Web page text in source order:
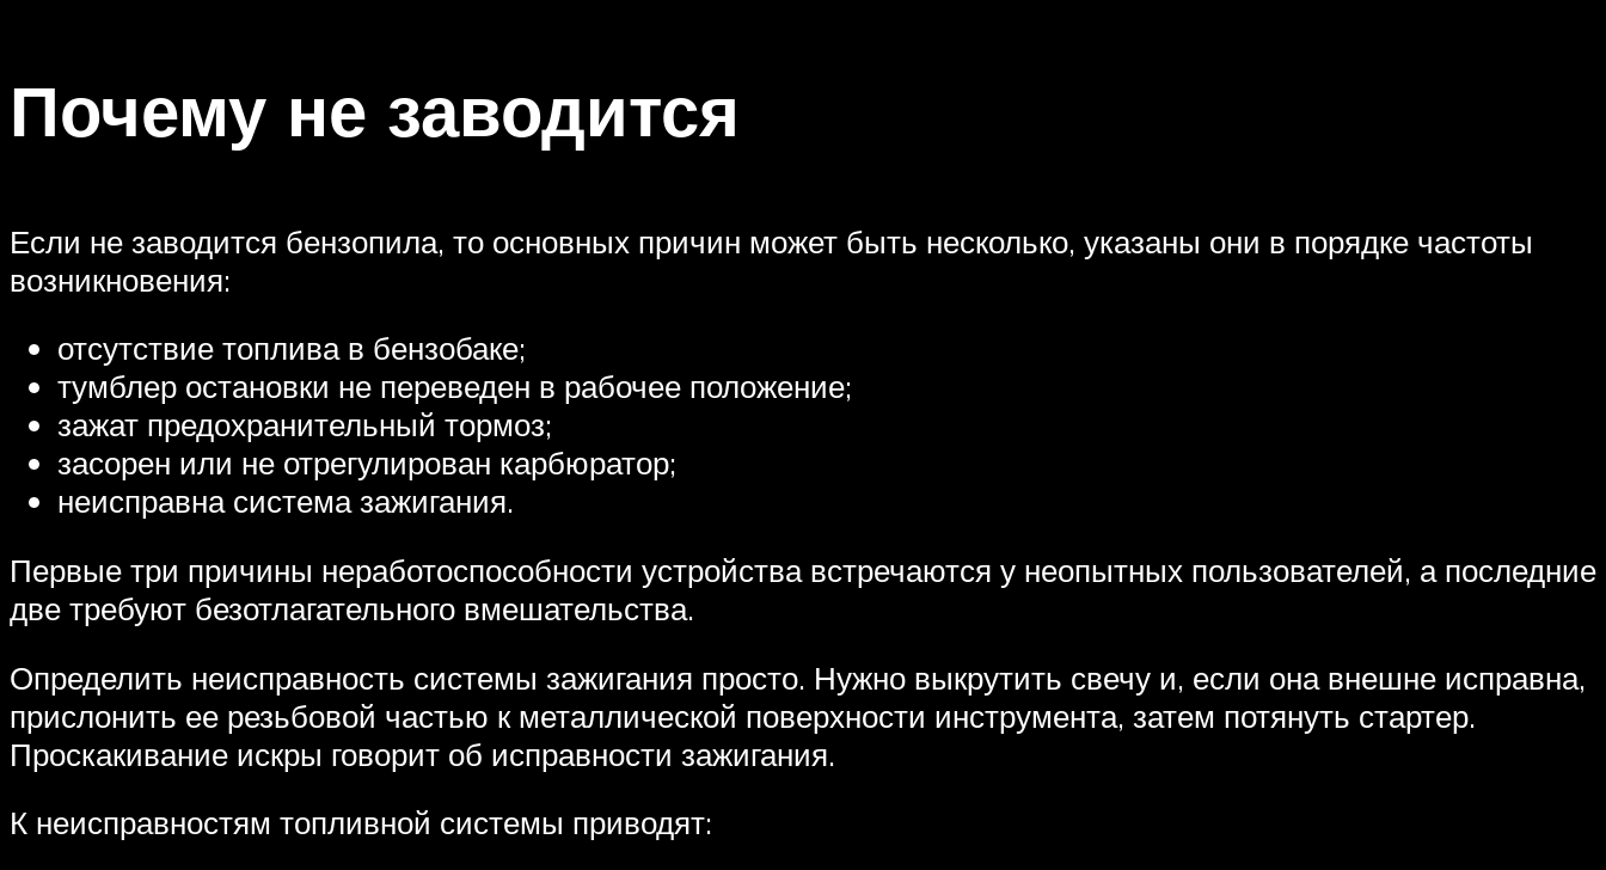
Почему не заводится
Если не заводится бензопила, то основных причин может быть несколько, указаны они в порядке частоты
возникновения:
отсутствие топлива в бензобаке;
тумблер остановки не переведен в рабочее положение;
зажат предохранительный тормоз;
засорен или не отрегулирован карбюратор;
неисправна система зажигания.
Первые три причины неработоспособности устройства встречаются у неопытных пользователей, а последние
две требуют безотлагательного вмешательства.
Определить неисправность системы зажигания просто. Нужно выкрутить свечу и, если она внешне исправна,
прислонить ее резьбовой частью к металлической поверхности инструмента, затем потянуть стартер.
Проскакивание искры говорит об исправности зажигания.
К неисправностям топливной системы приводят: